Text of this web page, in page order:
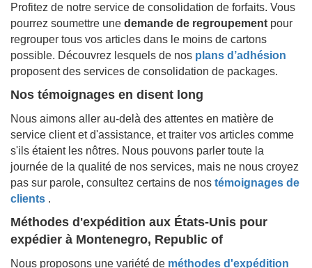
Profitez de notre service de consolidation de forfaits. Vous
pourrez soumettre une demande de regroupement pour
regrouper tous vos articles dans le moins de cartons
possible. Découvrez lesquels de nos plans d’adhésion
proposent des services de consolidation de packages.
Nos témoignages en disent long
Nous aimons aller au-delà des attentes en matière de
service client et d'assistance, et traiter vos articles comme
s'ils étaient les nôtres. Nous pouvons parler toute la
journée de la qualité de nos services, mais ne nous croyez
pas sur parole, consultez certains de nos témoignages de
clients .
Méthodes d'expédition aux États-Unis pour
expédier à Montenegro, Republic of
Nous proposons une variété de méthodes d'expédition